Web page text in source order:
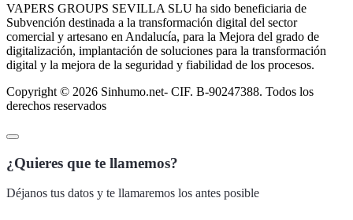
VAPERS GROUPS SEVILLA SLU ha sido beneficiaria de
Subvención destinada a la transformación digital del sector
comercial y artesano en Andalucía, para la Mejora del grado de
digitalización, implantación de soluciones para la transformación
digital y la mejora de la seguridad y fiabilidad de los procesos.
Copyright © 2026 Sinhumo.net- CIF. B-90247388. Todos los
derechos reservados
¿Quieres que te llamemos?
Déjanos tus datos y te llamaremos los antes posible